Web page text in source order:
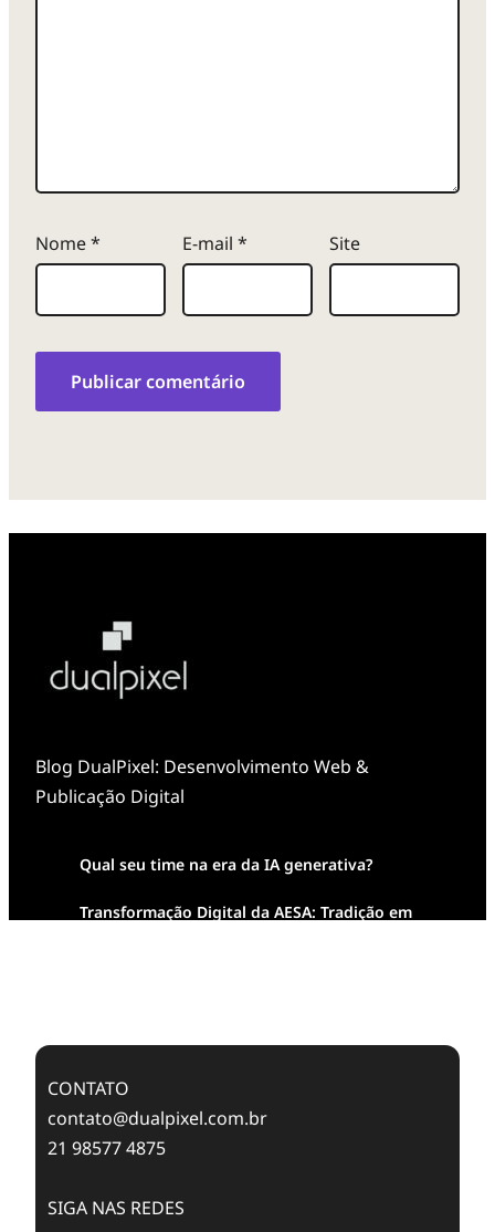
Nome* E-mail * Site
Blog DualPixel: Desenvolvimento Web &
Publicação Digital
Qual seu time na era da IA generativa?
Transformação Digital da AESA: Tradição em
CONTATO
contato@dualpixel.com.br
21 98577 4875
SIGA NAS REDES